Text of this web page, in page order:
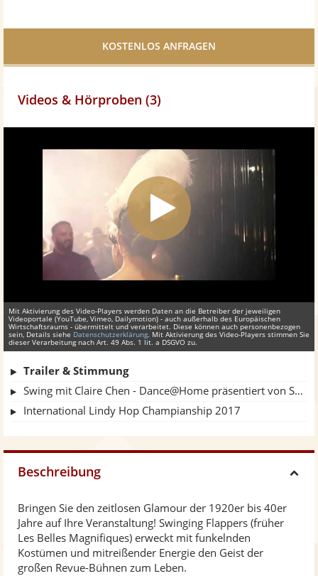
Facebook
Videos & Hörproben (3)
Mit Aktivierung des Video-Players werden Daten an die Betreiber der jeweiligen
Videoportale (YouTube, Vimeo, Dailymotion) - auch außerhalb des Europäischen
Wirtschaftsraums - übermittelt und verarbeitet. Diese können auch personenbezogen
sein, Details siehe Datenschutzerklärung. Mit Aktivierung des Video-Players stimmen Sie
dieser Verarbeitung nach Art. 49 Abs. 1 lit. a DSGVO zu.
Trailer & Stimmung
Swing mit Claire Chen - Dance@Home präsentiert von Sylvia Camarda
International Lindy Hop Champianship 2017
Beschreibung
Bringen Sie den zeitlosen Glamour der 1920er bis 40er
Jahre auf Ihre Veranstaltung! Swinging Flappers (früher
Les Belles Magnifiques) erweckt mit funkelnden
Kostümen und mitreißender Energie den Geist der
großen Revue-Bühnen zum Leben.